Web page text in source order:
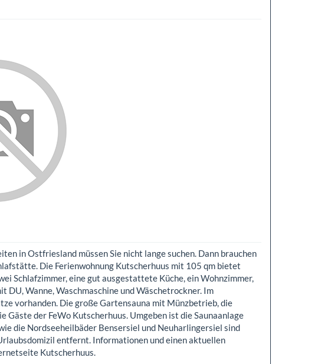
in Ostfriesland müssen Sie nicht lange suchen. Dann brauchen
Die Ferienwohnung Kutscherhuus mit 105 qm bietet
Schlafzimmer, eine gut ausgestattete Küche, ein Wohnzimmer,
DU, Wanne, Waschmaschine und Wäschetrockner. Im
vorhanden. Die große Gartensauna mit Münzbetrieb, die
Gäste der FeWo Kutscherhuus. Umgeben ist die Saunaanlage
die Nordseeheilbäder Bensersiel und Neuharlingersiel sind
entfernt. Informationen und einen aktuellen
Kutscherhuus.